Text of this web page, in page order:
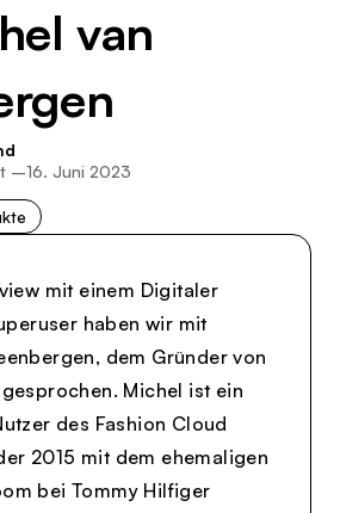
van
–16. Juni 2023
mit einem Digitaler
haben wir mit
dem Gründer von
Michel ist ein
des Fashion Cloud
2015 mit dem ehemaligen
bei Tommy Hilfiger